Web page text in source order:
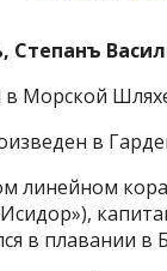
Степанъ
в Морской
в
линейном
в плавании в